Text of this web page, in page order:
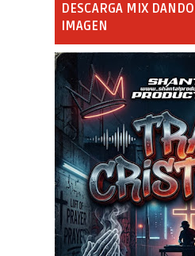
DESCARGA MIX
IMAGEN